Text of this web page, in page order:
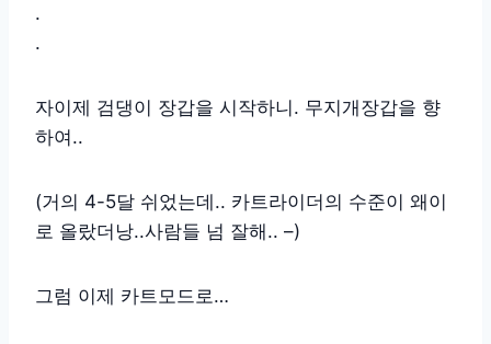
.
.
자이제 검댕이 장갑을 시작하니. 무지개장갑을 향
하여..
(거의 4-5달 쉬었는데.. 카트라이더의 수준이 왜이
로 올랐더낭..사람들 넘 잘해.. –)
그럼 이제 카트모드로…